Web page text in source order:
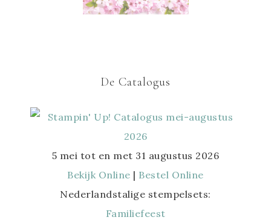
De Catalogus
5 mei tot en met 31 augustus 2026
Bekijk Online | Bestel Online
Nederlandstalige stempelsets:
Familiefeest